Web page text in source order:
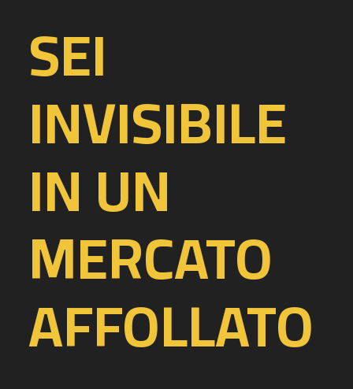
SEI
INVISIBILE
IN UN
MERCATO
AFFOLLATO